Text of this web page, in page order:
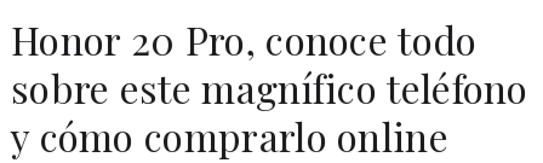
Honor 20 Pro, conoce todo
sobre este magnífico teléfono
y cómo comprarlo online